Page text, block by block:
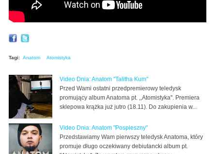
Tagi: Anatom Atomistyka
Video Dnia: Anatom "Talitha Kum"
Przed Wami ostatni przedpremierowy teledysk
promujący album Anatoma pt. ,,Atomistyka''. Premiera
sklepowa krążka już jutro (18.11). Do zakupienia w...
Video Dnia: Anatom "Pospieszny"
Przedstawiamy Wam pierwszy teledysk Anatoma, który
promuje długo oczekiwany debiutancki album pt.